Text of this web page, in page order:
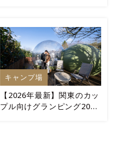
キャンプ場
【2026年最新】関東のカッ
プル向けグランピング20選